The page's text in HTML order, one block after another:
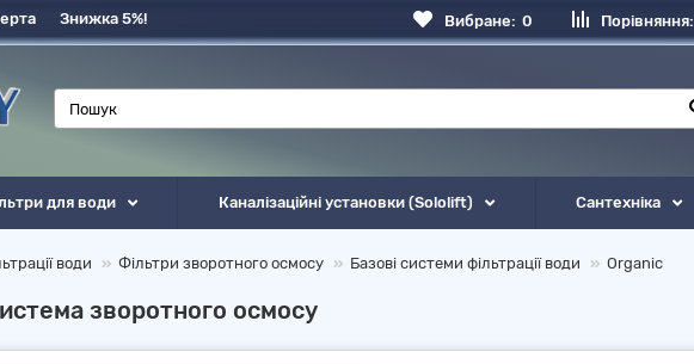
Порівняння:
Вибране: 0
Знижка 5%!
для води Каналізаційні установки (Sololift) Сантехніка
води Фільтри зворотного осмосу Базові системи фільтрації води Organic
зворотного осмосу